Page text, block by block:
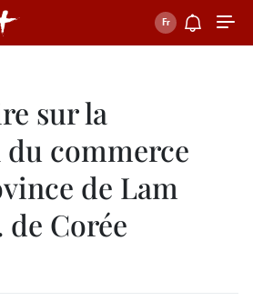
sur la
commerce
de Lam
de Corée